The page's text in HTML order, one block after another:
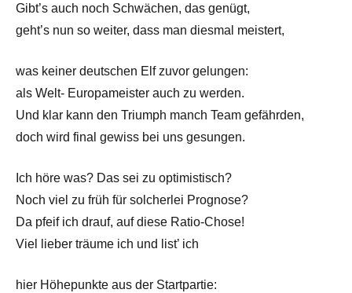
Gibt’s auch noch Schwächen, das genügt,
geht’s nun so weiter, dass man diesmal meistert,
was keiner deutschen Elf zuvor gelungen:
als Welt- Europameister auch zu werden.
Und klar kann den Triumph manch Team gefährden,
doch wird final gewiss bei uns gesungen.
Ich höre was? Das sei zu optimistisch?
Noch viel zu früh für solcherlei Prognose?
Da pfeif ich drauf, auf diese Ratio-Chose!
Viel lieber träume ich und list’ ich
hier Höhepunkte aus der Startpartie: